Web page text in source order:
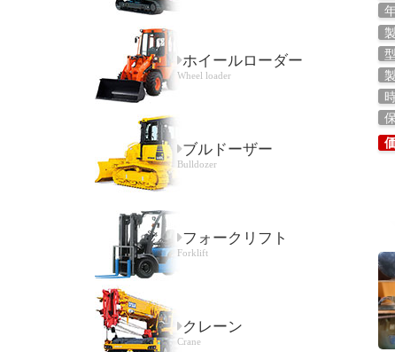
ホイールローダー
Wheel loader
ブルドーザー
Bulldozer
フォークリフト
Forklift
クレーン
Crane